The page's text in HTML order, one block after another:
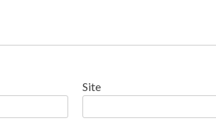
Site